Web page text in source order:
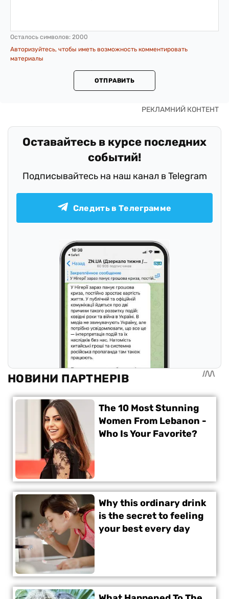
Осталось символов: 2000
Авторизуйтесь, чтобы иметь возможность комментировать
материалы
ОТПРАВИТЬ
Оставайтесь в курсе последних
событий!
Подписывайтесь на наш канал в Telegram
Следить в Телеграмме